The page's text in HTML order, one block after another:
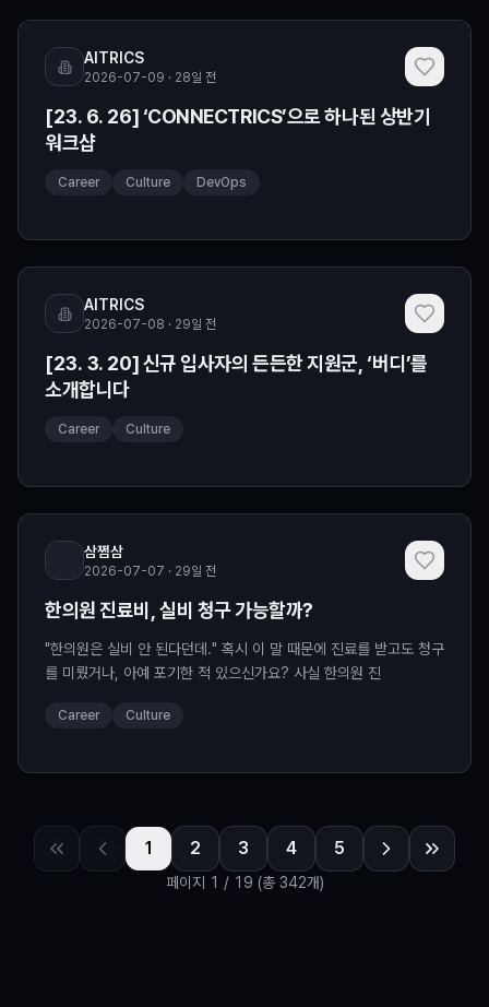
AITRICS
2026-07-09 · 28일 전
[23. 6. 26] ‘CONNECTRICS’으로 하나된 상반기
워크샵
Career Culture DevOps
AITRICS
2026-07-08 · 29일 전
[23. 3. 20] 신규 입사자의 든든한 지원군, ‘버디’를
소개합니다
Career Culture
삼쩜삼
2026-07-07 · 29일 전
한의원 진료비, 실비 청구 가능할까?
"한의원은 실비 안 된다던데." 혹시 이 말 때문에 진료를 받고도 청구
를 미뤘거나, 아예 포기한 적 있으신가요? 사실 한의원 진
Career Culture
1 2 3 4 5
페이지 1 / 19 (총 342개)